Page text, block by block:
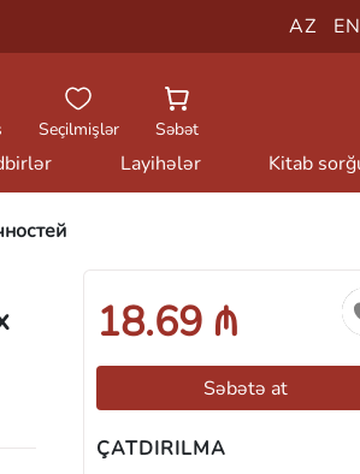
AZ EN
Seçilmişlər Səbət
Layihələr Kitab
18.69 ₼
Səbətə at
ÇATDIRILMA